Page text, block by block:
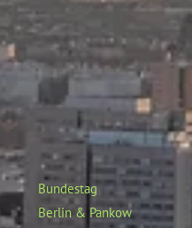
Bundestag
Berlin & Pankow